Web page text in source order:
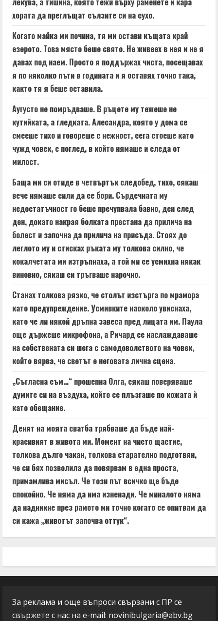
хората да преглъщат сълзите си на сухо.
Когато майка ми почина, тя ми остави къщата край
езерото. Това място беше свято. Не живеех в нея и не я
давах под наем. Просто я поддържах чиста, посещавах
я по няколко пъти в годината и я оставях точно така,
както тя я беше оставила.
Аугусто не помръдваше. В ръцете му тежеше не
кутийката, а гледката. Алесандра, която у дома се
смееше тихо и говореше с нежност, сега стоеше като
чужд човек, с поглед, в който нямаше и следа от
милост.
Баща ми си отиде в четвъртък следобед, тихо, сякаш
вече нямаше сили да се бори. Сърдечната му
недостатъчност го беше пречупвала бавно, ден след
ден, докато накрая болката престана да прилича на
болест и започна да прилича на присъда. Стоях до
леглото му и стисках ръката му толкова силно, че
кокалчетата ми изтръпнаха, а той ми се усмихна някак
виновно, сякаш си тръгваше нарочно.
Станах толкова рязко, че столът изстърга по мрамора
като предупреждение. Усмивките наоколо увиснаха,
като че ли някой дръпна завеса пред лицата им. Паула
още държеше микрофона, а Ричард се наслаждаваше
на собствената си шега с самодоволството на човек,
който вярва, че светът е неговата лична сцена.
„Съгласна съм…“ прошепна Олга, сякаш поверяваше
думите си на въздуха, който се плъзгаше по кожата ѝ
като обещание.
Денят на моята сватба трябваше да бъде най-
красивият в живота ми. Момент на чисто щастие,
толкова дълго чакан, толкова старателно подготвян,
че си бях позволила да повярвам в една проста,
примамлива мисъл. Че този път всичко ще бъде
спокойно. Че няма да има изненади. Че миналото няма
да надникне през рамото ми точно когато се опитвам да
си кажа „животът започва оттук“.
За реклама и още въпроси свързани с ПР се
свържете с нас на e-mail: novinibulgaria@abv.bg